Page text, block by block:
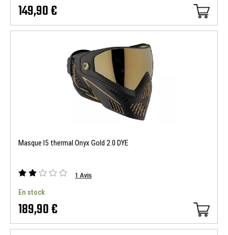
149,90 €
Masque I5 thermal Onyx Gold 2.0 DYE
1 Avis
En stock
189,90 €